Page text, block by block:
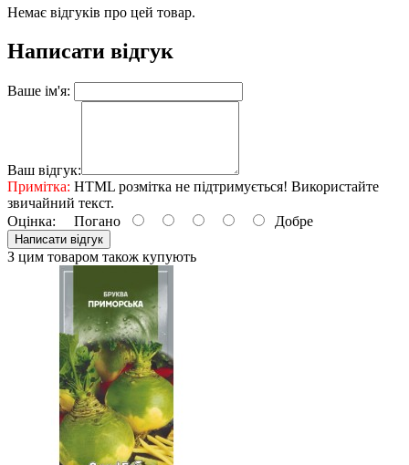
Немає відгуків про цей товар.
Написати відгук
Ваше ім'я:
Ваш відгук:
Примітка: HTML розмітка не підтримується! Використайте
звичайний текст.
Оцінка: Погано Добре
Написати відгук
З цим товаром також купують